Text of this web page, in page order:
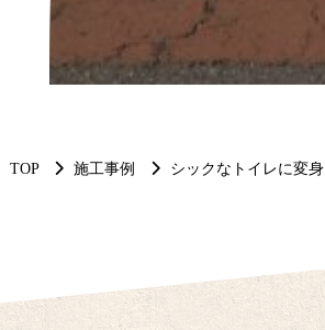
TOP 施工事例 シックなトイレに変身